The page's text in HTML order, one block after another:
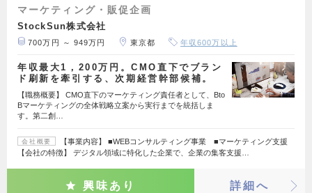
マーケティング・販促企画
StockSun株式会社
700万円 ～ 949万円 東京都 年収600万以上
年収最大1，200万円。CMO直下でブラン
ド刷新を牽引する、次期経営幹部候補。
【職務概要】 CMO直下のマーケティング責任者として、Bto
Bマーケティングの全体戦略立案から実行までを統括しま
す。第二創…
会社概要
【事業内容】 ■WEBコンサルティング事業 ■マーケティング支援
【会社の特徴】 デジタル領域に特化した企業で、企業の集客支援…
興味あり 詳細へ